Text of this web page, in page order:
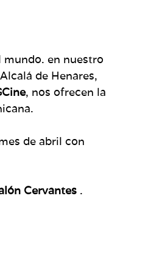
en nuestro
de Henares,
, nos ofrecen la
de abril con
Cervantes .